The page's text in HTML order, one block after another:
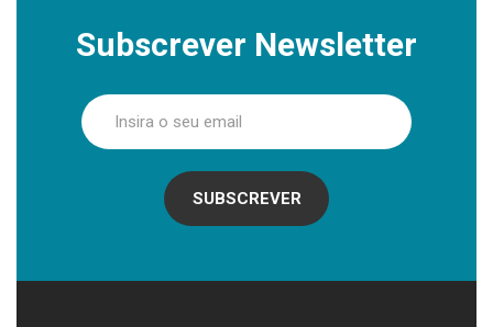
Subscrever Newsletter
SUBSCREVER